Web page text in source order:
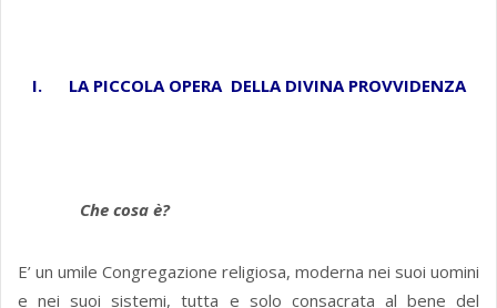
I. LA PICCOLA OPERA DELLA DIVINA PROVVIDENZA
Che cosa è?
E’ un umile Congregazione religiosa, moderna nei suoi uomini
e nei suoi sistemi, tutta e solo consacrata al bene del